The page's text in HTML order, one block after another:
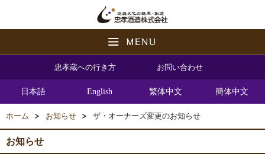
忠孝蔵への行き方 お問い合わせ
日本語 English 繁体中文 簡体中文
ホーム お知らせ ザ・オーナーズ変更のお知らせ
お知らせ